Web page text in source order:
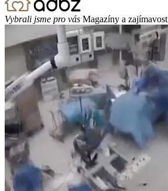
Vybrali jsme pro vás Magazíny a